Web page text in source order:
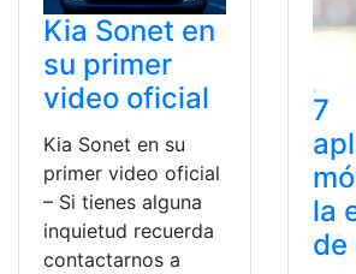
Kia Sonet en
su primer
video oficial
Kia Sonet en su
primer video oficial
– Si tienes alguna
inquietud recuerda
contactarnos a
7
la
de